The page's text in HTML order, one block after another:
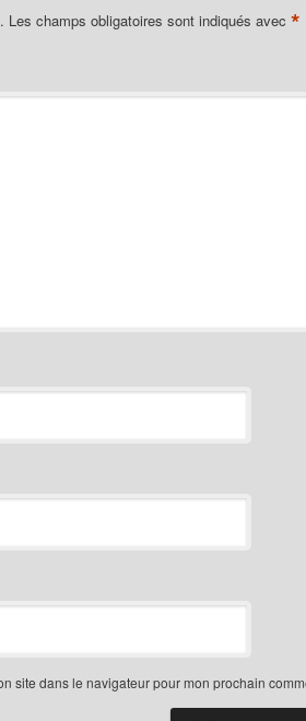
Les champs obligatoires sont indiqués avec *
site dans le navigateur pour mon prochain